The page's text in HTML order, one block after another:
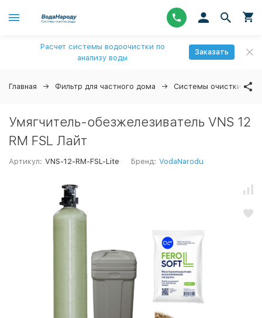
Расчет системы водоочистки по
анализу воды
Заказать
Главная Фильтр для частного дома Системы очистки воды
Умягчитель-обезжелезиватель VNS 12
RM FSL Лайт
Артикул: VNS-12-RM-FSL-Lite Бренд: VodaNarodu